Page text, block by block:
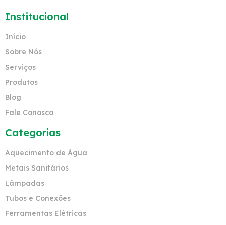
Institucional
Início
Sobre Nós
Serviços
Produtos
Blog
Fale Conosco
Categorias
Aquecimento de Água
Metais Sanitários
Lâmpadas
Tubos e Conexões
Ferramentas Elétricas